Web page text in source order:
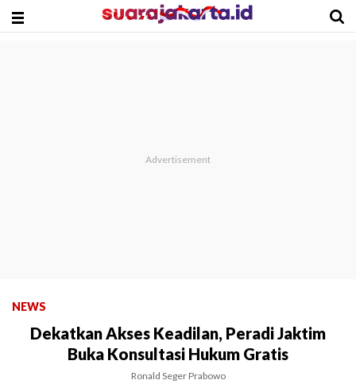
NEWS
Dekatkan Akses Keadilan, Peradi Jaktim
Buka Konsultasi Hukum Gratis
Ronald Seger Prabowo